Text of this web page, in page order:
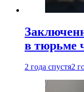
в тюрьме
2 года спустя2